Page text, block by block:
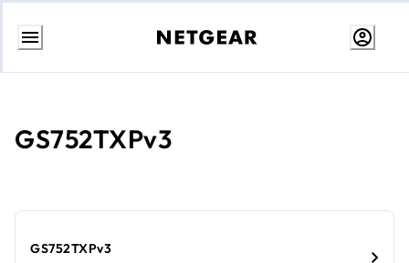
Passa
GS752TXPv3
GS752TXPv3